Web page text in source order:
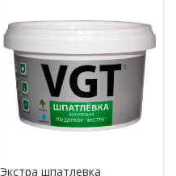
финишной шпатлевки,
Экстра шпатлевка